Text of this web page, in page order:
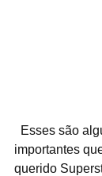
importantes
querido